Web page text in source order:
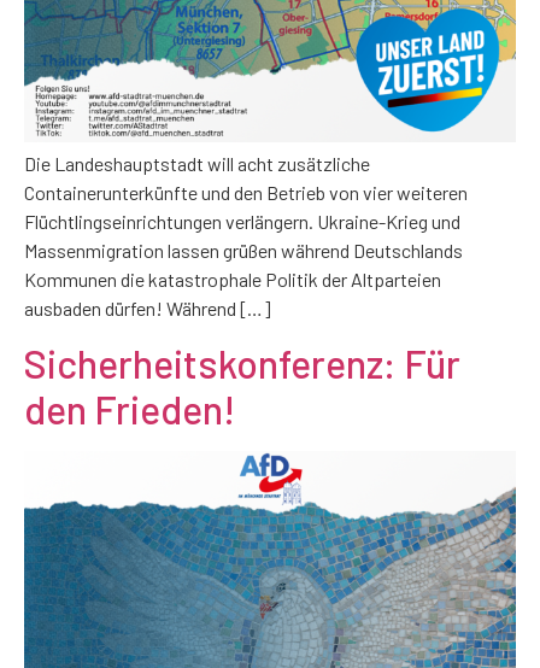
Die Landeshauptstadt will acht zusätzliche
Containerunterkünfte und den Betrieb von vier weiteren
Flüchtlingseinrichtungen verlängern. Ukraine-Krieg und
Massenmigration lassen grüßen während Deutschlands
Kommunen die katastrophale Politik der Altparteien
ausbaden dürfen! Während […]
Sicherheitskonferenz: Für
den Frieden!